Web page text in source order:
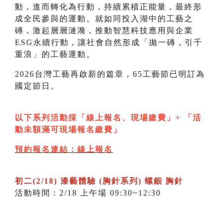
動，進而轉化為行動，持續累積正能量，最終形
成全民參與的運動。就如同投入湖中的工藝之
磚，激起層層漣漪，推動智慧科技應用與企業
ESG永續行動，讓社會自然形成「拋一磚，引千
重浪」的工藝運動。
2026台灣工藝再啟新的篇章，65工藝節已明訂為
國定節日。
以下系列活動採「線上報名、現場繳費」+ 「活
動未額滿可現場報名繳費」
預約報名連結：線上報名
初二(2/18) 漆藝體驗 (胸針系列) 螺鈿 胸針
活動時間：2/18 上午場 09:30~12:30